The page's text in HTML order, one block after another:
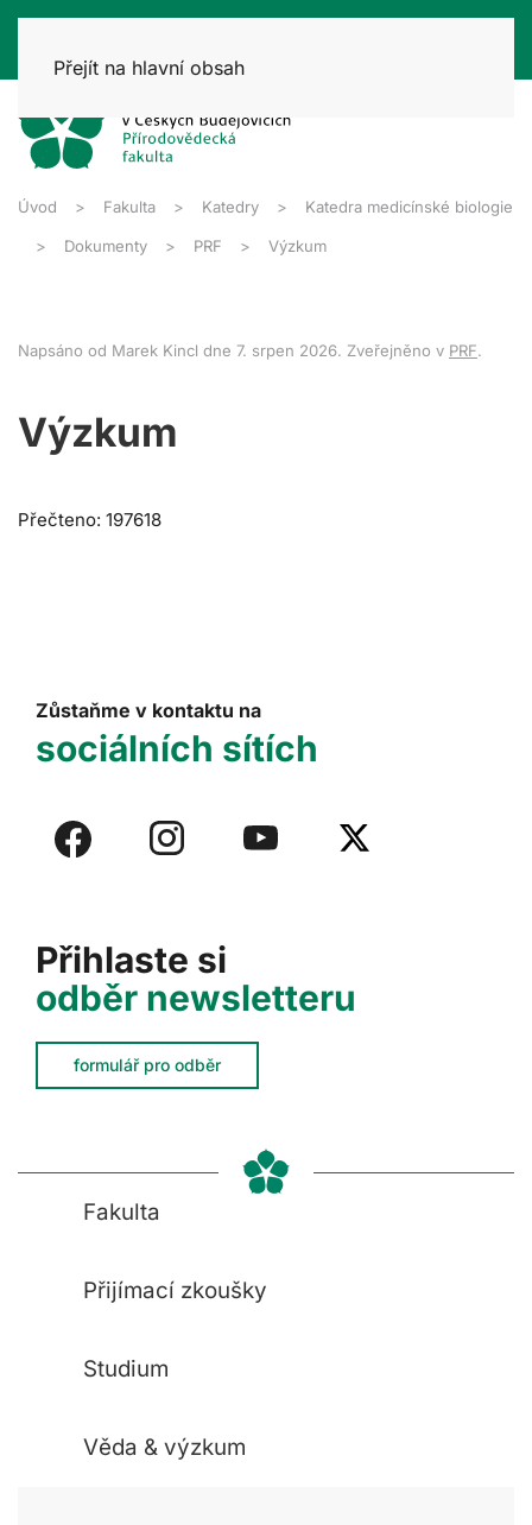
Přejít na hlavní obsah
Úvod Fakulta Katedry Katedra medicínské biologie
Dokumenty PRF Výzkum
Napsáno od Marek Kincl dne 7. srpen 2026. Zveřejněno v PRF.
Výzkum
Přečteno: 197618
Přihlaste si
odběr newsletteru
formulář pro odběr
Zůstaňme v kontaktu na
sociálních sítích
Fakulta
Přijímací zkoušky
Studium
Věda & výzkum